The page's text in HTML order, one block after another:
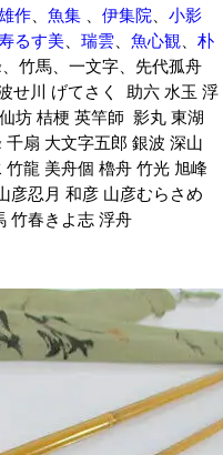
作 魚集 伊集院
小影
るす美 瑞雲 魚心観
朴
竹馬、一文字、先代孤舟
せ川 げてさく 助六 水玉 浮
坊 桔梗 英竿師 影丸 東湖
扇 大文字五郎 銀波 深山
龍 美舟個 櫓舟 竹光 旭峰
忍月 和彦 山彦むらさめ
竹春きよ志 浮舟